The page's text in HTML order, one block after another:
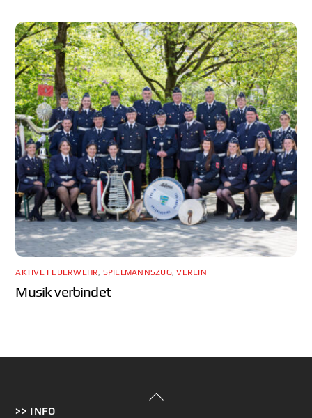
AKTIVE FEUERWEHR, SPIELMANNSZUG,VEREIN
Musik verbindet
Back
>> INFO